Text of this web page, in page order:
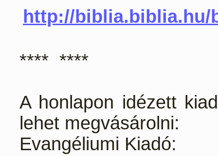
http://biblia.biblia.hu/
**** ****
A honlapon idézett
lehet megvásárolni:
Evangéliumi Kiadó: